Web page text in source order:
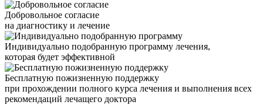
Добровольное согласие
на диагностику и лечение
Индивидуально подобранную программу лечения,
которая будет эффективной
Бесплатную пожизненную поддержку
при прохождении полного курса лечения и выполнения всех
рекомендаций лечащего доктора